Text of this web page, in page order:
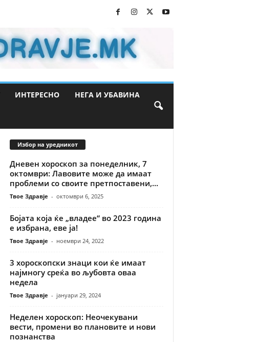
ИНТЕРЕСНО НЕГА И УБАВИНА
Избор на уредникот
Дневен хороскоп за понеделник, 7
октомври: Лавовите може да имаат
проблеми со своите претпоставени,...
Твое Здравје - октомври 6, 2025
Бојата која ќе „владее“ во 2023 година
е избрана, еве ја!
Твое Здравје - ноември 24, 2022
3 хороскопски знаци кои ќе имаат
најмногу среќа во љубовта оваа
недела
Твое Здравје - јануари 29, 2024
Неделен хороскоп: Неочекувани
вести, промени во плановите и нови
познанства